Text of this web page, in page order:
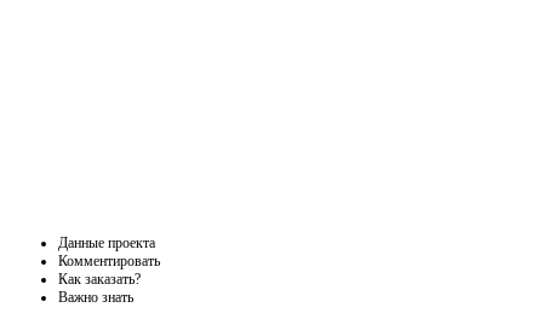
Данные проекта
Комментировать
Как заказать?
Важно знать